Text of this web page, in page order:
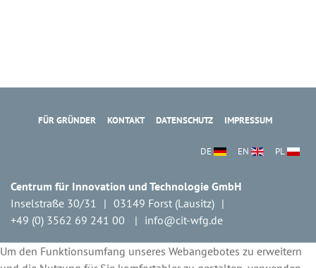
FÜR GRÜNDER KONTAKT DATENSCHUTZ IMPRESSUM
DE EN PL
Centrum für Innovation und Technologie GmbH
Inselstraße 30/31
03149 Forst (Lausitz)
+49 (0) 3562 69 241 00
info@cit-wfg.de
Um den Funktionsumfang unseres Webangebotes zu erweitern